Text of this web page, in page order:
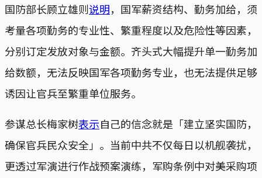
国防部长顾立雄则说明，国军薪资结构、勤务加给，须
考量各项勤务的专业性、繁重程度以及危险性等因素，
分别订定发放对象与金额。齐头式大幅提升单一勤务加
给数额，无法反映国军各项勤务专业，也无法提供足够
诱因让官兵至繁重单位服务。
参谋总长梅家树表示自己的信念就是「建立坚实国防，
确保官兵民众安全」。当前中共不仅每日以机舰袭扰，
更透过军演进行作战预案演练，军购条例中对美采购项